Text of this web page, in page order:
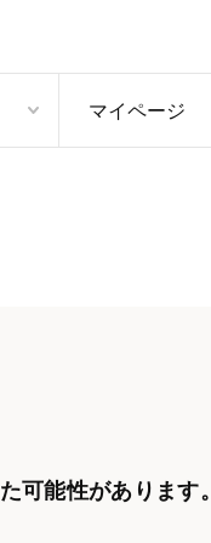
マイページ
可能性があります。